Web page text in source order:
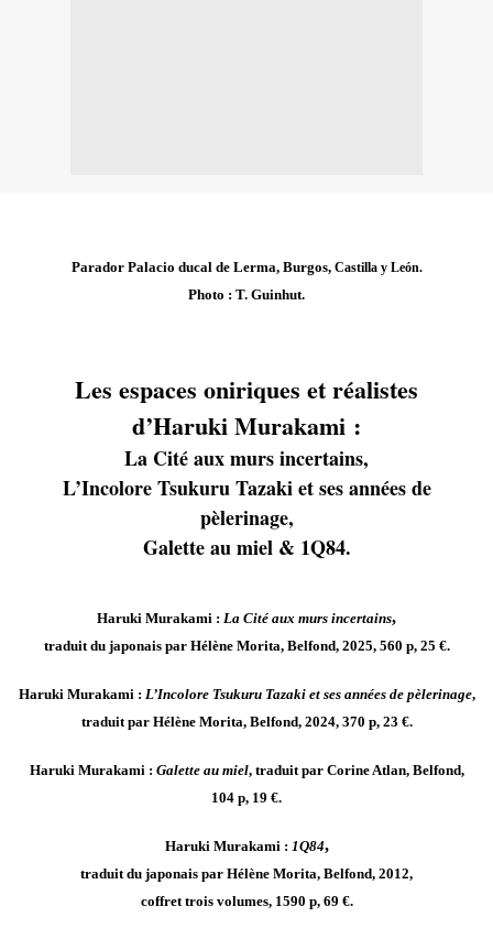
Parador Palacio ducal de Lerma, Burgos, Castilla y León.
Photo : T. Guinhut.
Les espaces oniriques et réalistes
d’Haruki Murakami :
La Cité aux murs incertains,
L’Incolore Tsukuru Tazaki et ses années de
pèlerinage,
Galette au miel & 1Q84.
Haruki Murakami : La Cité aux murs incertains,
traduit du japonais par Hélène Morita, Belfond, 2025, 560 p, 25 €.
Haruki Murakami : L’Incolore Tsukuru Tazaki et ses années de pèlerinage,
traduit par Hélène Morita, Belfond, 2024, 370 p, 23 €.
Haruki Murakami : Galette au miel, traduit par Corine Atlan, Belfond,
104 p, 19 €.
Haruki Murakami : 1Q84,
traduit du japonais par Hélène Morita, Belfond, 2012,
coffret trois volumes, 1590 p, 69 €.